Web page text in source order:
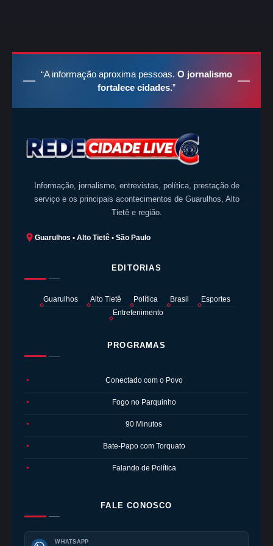
“A informação aproxima pessoas. O jornalismo
fortalece cidades.”
Informação, jornalismo, entrevistas, política, prestação de
serviço e os principais acontecimentos de Guarulhos, Alto
Tietê e região.
Guarulhos • Alto Tietê • São Paulo
EDITORIAS
Guarulhos Alto Tietê Política Brasil
Esportes
Entretenimento
PROGRAMAS
● Conectado com o Povo
● Fogo no Parquinho
● 90 Minutos
● Bate-Papo com Torquato
● Falando de Política
FALE CONOSCO
WHATSAPP